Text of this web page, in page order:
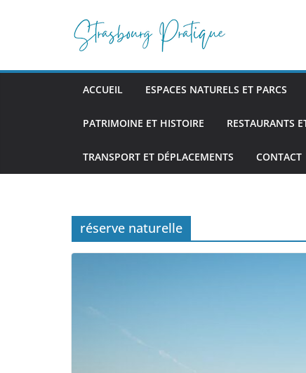
ACCUEIL ESPACES NATURELS ET PARCS
PATRIMOINE ET HISTOIRE RESTAURANTS
TRANSPORT ET DÉPLACEMENTS CONTACT
réserve naturelle